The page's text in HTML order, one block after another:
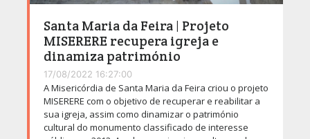
Santa Maria da Feira | Projeto
MISERERE recupera igreja e
dinamiza património
17/08/2022 16:27:00
A Misericórdia de Santa Maria da Feira criou o projeto
MISERERE com o objetivo de recuperar e reabilitar a
sua igreja, assim como dinamizar o património
cultural do monumento classificado de interesse